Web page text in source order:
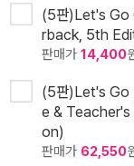
(5판)Let's
rback, 5th
판매가 14,400
(5판)Let's
e &
on)
판매가 62,550